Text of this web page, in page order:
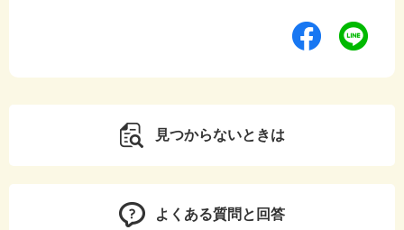
見つからないときは
よくある質問と回答